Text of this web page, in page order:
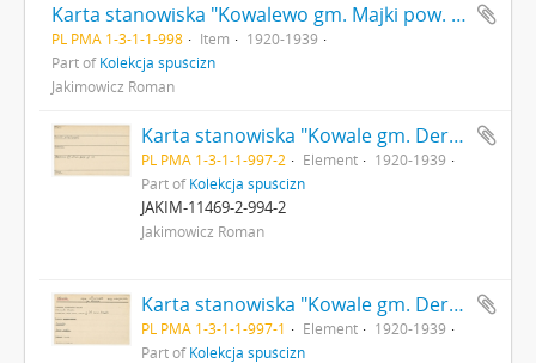
Karta stanowiska "Kowalewo gm. Majki pow. Płock woj. Warszawa" (druk rękopis)
PL PMA 1-3-1-1-998 Item
1920-1939
Part ofKolekcja spuścizn
Jakimowicz Roman
Karta stanowiska "Kowale gm. Derewna pow. słonimski woj. nawogródzkie" (druk rękopis) - strona 2
PL PMA 1-3-1-1-997-2 Element
1920-1939
Part ofKolekcja spuścizn
JAKIM-11469-2-994-2
Jakimowicz Roman
Karta stanowiska "Kowale gm. Derewna pow. słonimski woj. nawogródzkie" (druk rękopis) - strona 1
PL PMA 1-3-1-1-997-1 Element
1920-1939
Part ofKolekcja spuścizn